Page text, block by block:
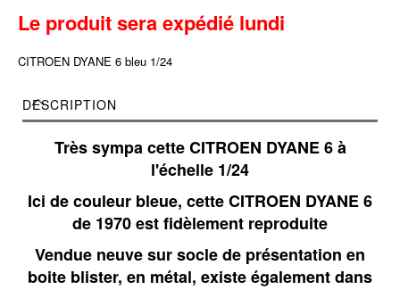
Le produit sera expédié lundi
CITROEN DYANE 6 bleu 1/24
DESCRIPTION
Très sympa cette CITROEN DYANE 6 à
l'échelle 1/24
Ici de couleur bleue, cette CITROEN DYANE 6
de 1970 est fidèlement reproduite
Vendue neuve sur socle de présentation en
boite blister, en métal, existe également dans